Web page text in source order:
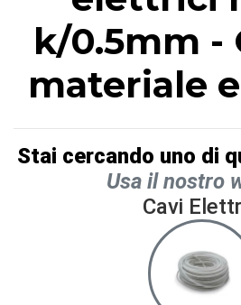
k/0.5mm -
materiale
Stai cercando uno di
Usa il nostro
Cavi